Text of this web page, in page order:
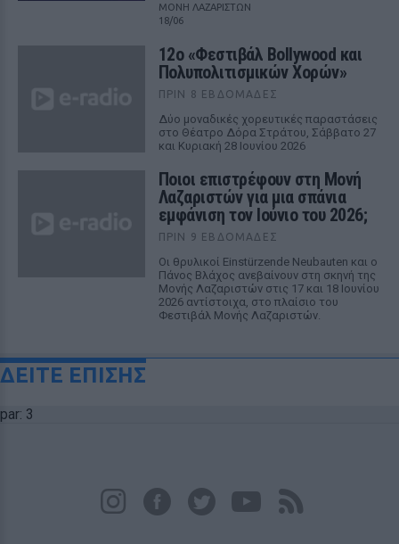
ΜΟΝΗ ΛΑΖΑΡΙΣΤΩΝ
18/06
12ο «Φεστιβάλ Bollywood και
Πολυπολιτισμικών Χορών»
ΠΡΙΝ 8 ΕΒΔΟΜΆΔΕΣ
Δύο μοναδικές χορευτικές παραστάσεις
στο Θέατρο Δόρα Στράτου, Σάββατο 27
και Κυριακή 28 Ιουνίου 2026
Ποιοι επιστρέφουν στη Μονή
Λαζαριστών για μια σπάνια
εμφάνιση τον Ιούνιο του 2026;
ΠΡΙΝ 9 ΕΒΔΟΜΆΔΕΣ
Οι θρυλικοί Einstürzende Neubauten και ο
Πάνος Βλάχος ανεβαίνουν στη σκηνή της
Μονής Λαζαριστών στις 17 και 18 Ιουνίου
2026 αντίστοιχα, στο πλαίσιο του
Φεστιβάλ Μονής Λαζαριστών.
ΔΕΙΤΕ ΕΠΙΣΗΣ
par: 3